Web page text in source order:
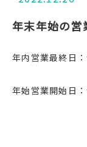
受付
年末年始の営
年内営業最終日
年始営業開始日